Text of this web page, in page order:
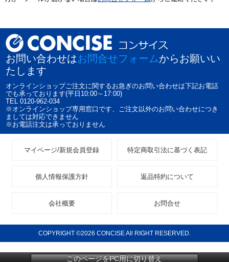
お問い合わせはお問合せフォームからお願いい
たします
オンラインショップご注文に関するお急ぎのお問い合わせは下記お電話
でも承っております(平日10:00～17:00)
TEL 0120-962-034
※オンラインショップ専用窓口です、ご注文以外のお問い合わせにつき
ましては対応できません
※お電話注文は承っておりません
マイページ/新規会員登録 特定商取引法に基づく表記
個人情報保護方針 返品特約について
会社概要 お問合せ
COPYRIGHT ©2026 CONCISE All RIGHT RESERVED.
このページをPC用に切り替え